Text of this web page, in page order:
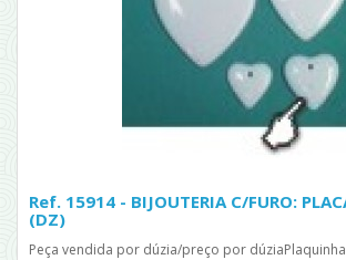
Ref. 15914 - BIJOUTERIA C/FURO:
(DZ)
Peça vendida por dúzia/preço por